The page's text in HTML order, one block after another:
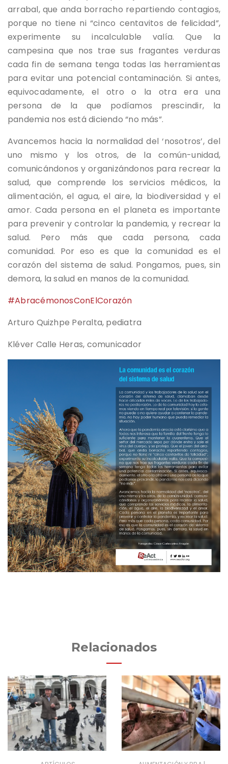
arrabal, que anda borracho repartiendo contagios,
porque no tiene ni “cinco centavitos de felicidad”,
experimente su incalculable valía. Que la
campesina que nos trae sus fragantes verduras
cada fin de semana tenga todas las herramientas
para evitar una potencial contaminación. Si antes,
equivocadamente, el otro o la otra era una
persona de la que podíamos prescindir, la
pandemia nos está diciendo “no más”.
Avancemos hacia la normalidad del ‘nosotros’, del
uno mismo y los otros, de la común-unidad,
comunicándonos y organizándonos para recrear la
salud, que comprende los servicios médicos, la
alimentación, el agua, el aire, la biodiversidad y el
amor. Cada persona en el planeta es importante
para prevenir y controlar la pandemia, y recrear la
salud. Pero más que cada persona, cada
comunidad. Por eso es que la comunidad es el
corazón del sistema de salud. Pongamos, pues, sin
demora, la salud en manos de la comunidad.
#AbracémonosConElCorazón
Arturo Quizhpe Peralta, pediatra
Kléver Calle Heras, comunicador
Relacionados